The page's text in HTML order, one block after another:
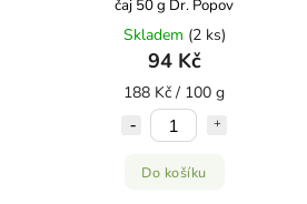
čaj 50 g Dr. Popov
Skladem (2 ks)
94 Kč
188 Kč / 100 g
Do košíku